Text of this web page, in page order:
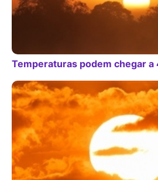
Temperaturas podem chegar a